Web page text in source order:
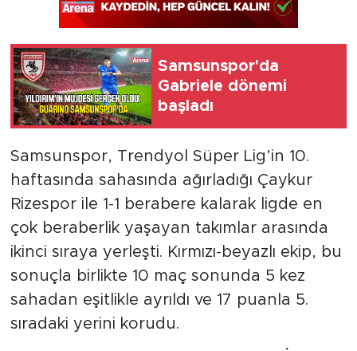
Samsunspor'da
Gabriele dönemi
başladı
Samsunspor, Trendyol Süper Lig’in 10.
haftasında sahasında ağırladığı Çaykur
Rizespor ile 1-1 berabere kalarak ligde en
çok beraberlik yaşayan takımlar arasında
ikinci sıraya yerleşti. Kırmızı-beyazlı ekip, bu
sonuçla birlikte 10 maç sonunda 5 kez
sahadan eşitlikle ayrıldı ve 17 puanla 5.
sıradaki yerini korudu.